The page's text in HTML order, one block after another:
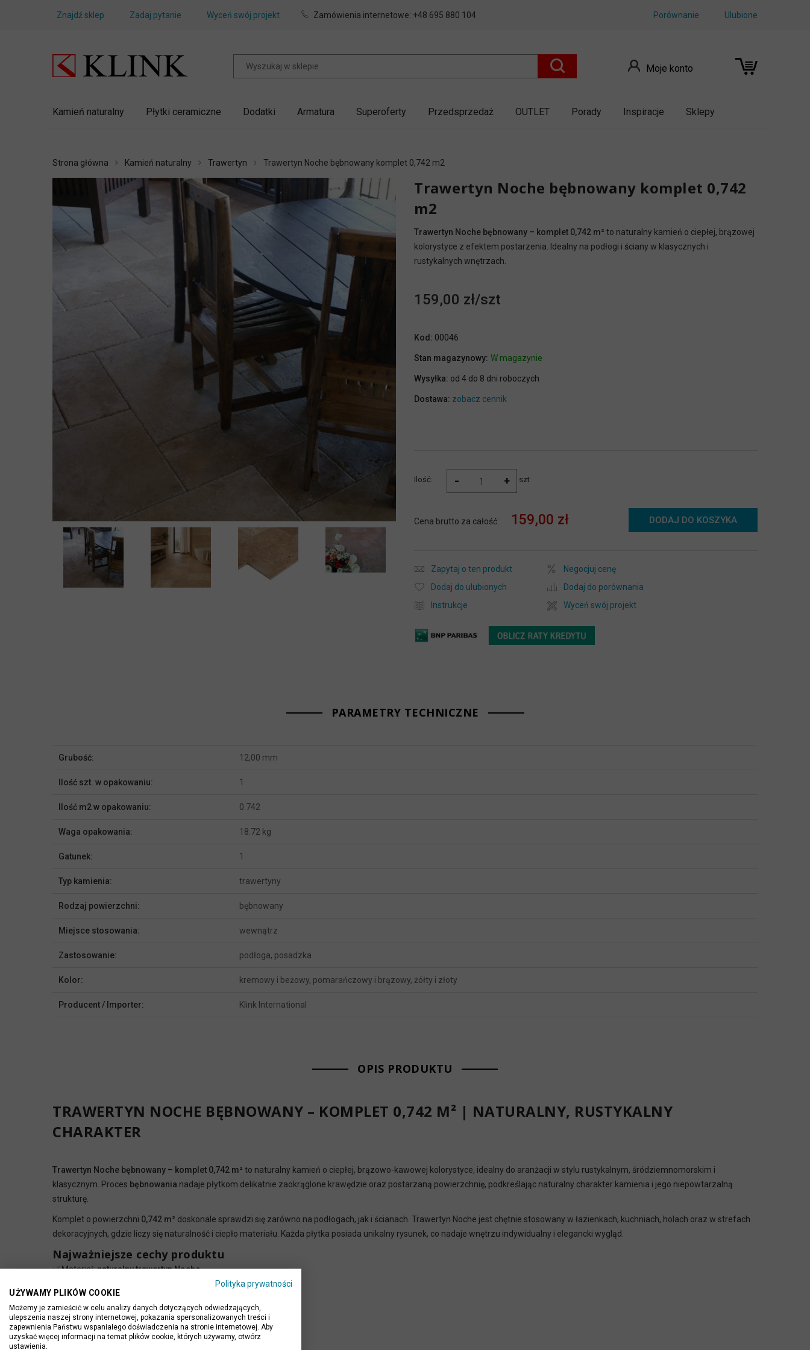
Znajdź sklep Zadaj pytanie Wyceń swój projekt Zamówienia internetowe: +48 695 880 104 Ulubione
Porównanie
Moje konto
Kamień naturalny Płytki ceramiczne Dodatki Armatura Superoferty Przedsprzedaż OUTLET Porady Inspiracje Sklepy
Strona główna Kamień naturalny Trawertyn Trawertyn Noche bębnowany komplet 0,742 m2
Trawertyn Noche bębnowany komplet 0,742
m2
Trawertyn Noche bębnowany – komplet 0,742 m² to naturalny kamień o ciepłej, brązowej
kolorystyce z efektem postarzenia. Idealny na podłogi i ściany w klasycznych i
rustykalnych wnętrzach.
159,00 zł
Kod: 00046
Stan magazynowy: W magazynie
Wysyłka: od 4 do 8 dni roboczych
Dostawa: zobacz cennik
Ilość: - + szt
Cena brutto za całość: 159,00 zł DODAJ DO KOSZYKA
Zapytaj o ten produkt
Negocjuj cenę
Dodaj do ulubionych
Dodaj do porównania
Instrukcje
Wyceń swój projekt
PARAMETRY TECHNICZNE
Więcej
Grubość: 12,00 mm
Ilość szt. w opakowaniu: 1
Ilość m2 w opakowaniu: 0.742
Waga opakowania: 18.72 kg
Gatunek: 1
Typ kamienia: trawertyny
Rodzaj powierzchni: bębnowany
Miejsce stosowania: wewnątrz
Zastosowanie: podłoga, posadzka
Kolor: kremowy i beżowy, pomarańczowy i brązowy, żółty i złoty
Producent / Importer: Klink International
OPIS PRODUKTU
TRAWERTYN NOCHE BĘBNOWANY – KOMPLET 0,742 M² | NATURALNY, RUSTYKALNY
CHARAKTER
Trawertyn Noche bębnowany – komplet 0,742 m² to naturalny kamień o ciepłej, brązowo-kawowej kolorystyce, idealny do aranżacji w stylu rustykalnym, śródziemnomorskim i
klasycznym. Proces bębnowania nadaje płytkom delikatnie zaokrąglone krawędzie oraz postarzaną powierzchnię, podkreślając naturalny charakter kamienia i jego niepowtarzalną
strukturę.
Komplet o powierzchni 0,742 m² doskonale sprawdzi się zarówno na podłogach, jak i ścianach. Trawertyn Noche jest chętnie stosowany w łazienkach, kuchniach, holach oraz w strefach
dekoracyjnych, gdzie liczy się naturalność i ciepło materiału. Każda płytka posiada unikalny rysunek, co nadaje wnętrzu indywidualny i elegancki wygląd.
Najważniejsze cechy produktu
✅ Materiał:naturalny trawertyn Noche
✅ Wykończenie:bębnowany (postarzany efekt)
✅ Powierzchnia kompletu:0,742 m²
✅ Zaokrąglone krawędzie – naturalny, rustykalny wygląd
✅ Każda płytka o unikalnym rysunku
Polityka prywatności
UŻYWAMY PLIKÓW COOKIE
Możemy je zamieścić w celu analizy danych dotyczących odwiedzających,
ulepszenia naszej strony internetowej, pokazania spersonalizowanych treści i
zapewnienia Państwu wspaniałego doświadczenia na stronie internetowej. Aby
uzyskać więcej informacji na temat plików cookie, których używamy, otwórz
ustawienia.